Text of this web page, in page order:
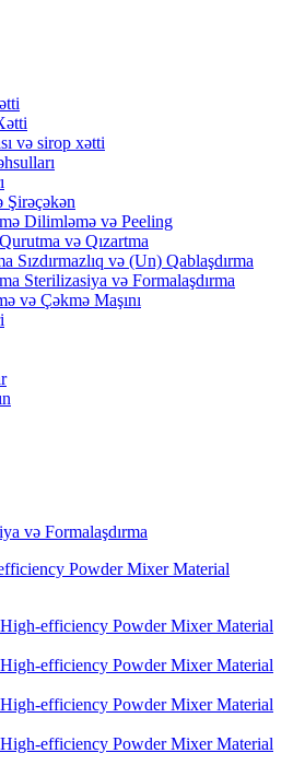
və sirop xətti
Şirəçəkən
Dilimləmə və Peeling
və Qızartma
Sızdırmazlıq və (Un) Qablaşdırma
Sterilizasiya və Formalaşdırma
və Çəkmə Maşını
və Formalaşdırma